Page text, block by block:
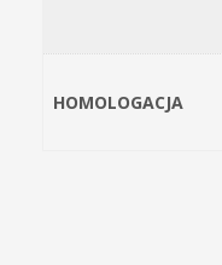
HOMOLOGACJA